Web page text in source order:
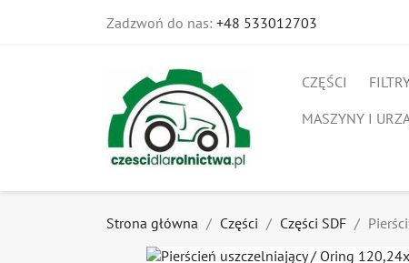
Zadzwoń do nas: +48 533012703
CZĘŚCI
MASZYNY I
Strona główna Części Części SDF